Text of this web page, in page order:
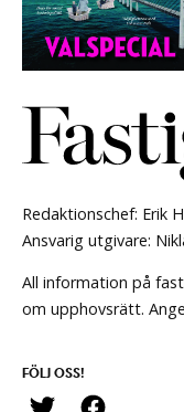
Redaktionschef: Erik
Ansvarig utgivare:
All information på
om upphovsrätt.
FÖLJ OSS!